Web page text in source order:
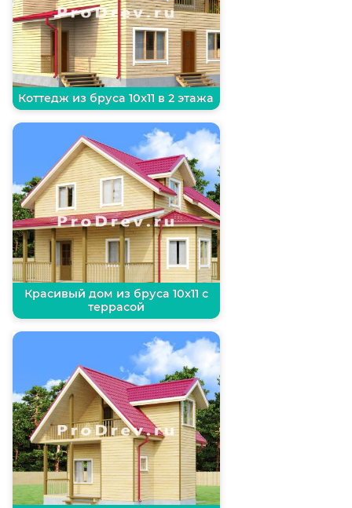
Коттедж из бруса 10х11 в 2 этажа
Красивый дом из бруса 10х11 с
террасой